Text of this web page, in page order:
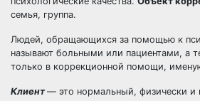
семья, группа.
Людей, обращающихся за помощью к
называют больными или пациентами, а
только в коррекционной помощи,
Клиент— это нормальный, физически и